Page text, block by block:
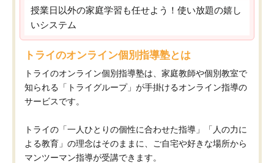
授業日以外の家庭学習も任せよう！使い放題の嬉し
いシステム
トライのオンライン個別指導塾とは
トライのオンライン個別指導塾は、家庭教師や個別教室で
知られる「トライグループ」が手掛けるオンライン指導の
サービスです。
トライの「一人ひとりの個性に合わせた指導」「人の力に
よる教育」の理念はそのままに、ご自宅や好きな場所から
マンツーマン指導が受講できます。